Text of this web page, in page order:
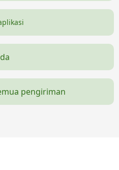
pengiriman